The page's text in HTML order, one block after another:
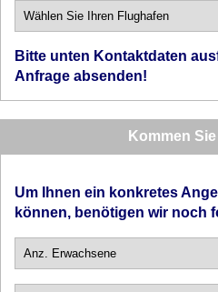
Bitte unten Kontaktdaten
Anfrage absenden!
Kommen
Um Ihnen ein konkretes
können, benötigen wir noch